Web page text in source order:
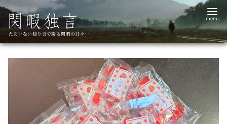
コ
テ
ン
たあいない独り言で綴る閑暇の日々…